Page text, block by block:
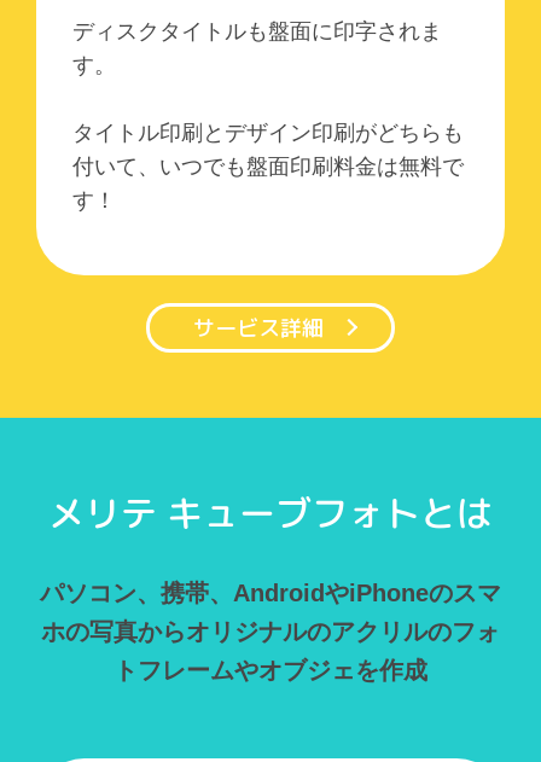
ディスクタイトルも盤面に印字されま
す。
タイトル印刷とデザイン印刷がどちらも
付いて、いつでも盤面印刷料金は無料で
す！
サービス詳細
メリテ キューブフォトとは
パソコン、携帯、AndroidやiPhoneのスマ
ホの写真からオリジナルのアクリルのフォ
トフレームやオブジェを作成